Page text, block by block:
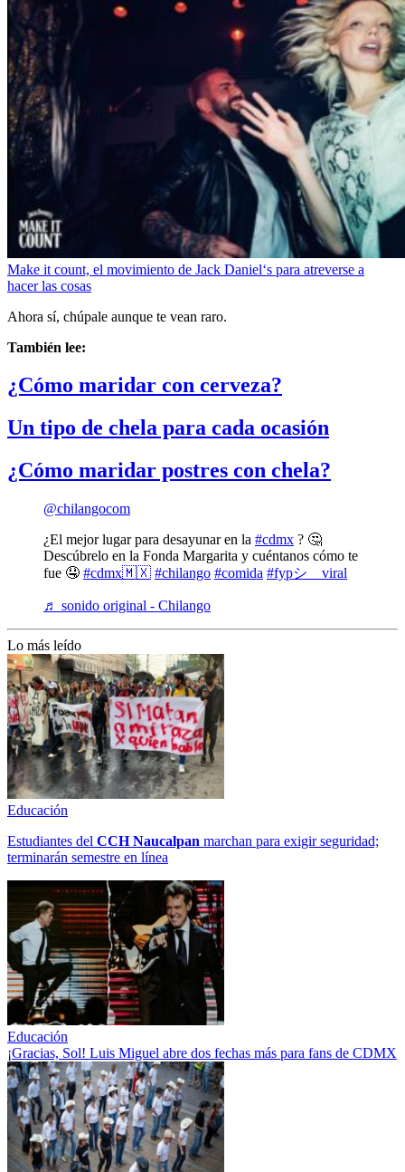
Make it count, el movimiento de Jack Daniel‘s para atreverse a
hacer las cosas
Ahora sí, chúpale aunque te vean raro.
También lee:
¿Cómo maridar con cerveza?
Un tipo de chela para cada ocasión
¿Cómo maridar postres con chela?
@chilangocom
¿El mejor lugar para desayunar en la #cdmx ? 🤔
Descúbrelo en la Fonda Margarita y cuéntanos cómo te
fue 🤤 #cdmx🇲🇽 #chilango #comida #fypシ゚viral
♬ sonido original - Chilango
Lo más leído
Educación
Estudiantes del CCH Naucalpan marchan para exigir seguridad;
terminarán semestre en línea
Educación
¡Gracias, Sol! Luis Miguel abre dos fechas más para fans de CDMX